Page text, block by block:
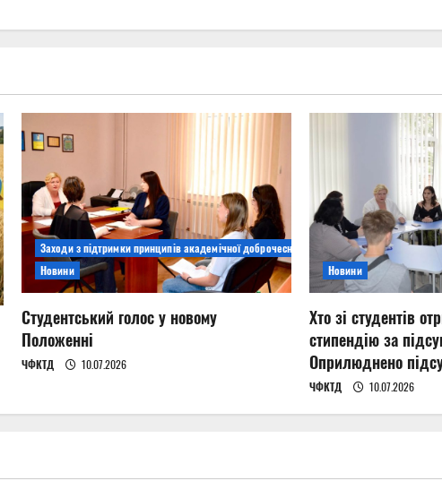
Заходи з підтримки принципів академічної доброчесності
Новини
Студентський голос у новому
Положенні
ЧФКТД 10.07.2026
Новини
Хто зі студентів
стипендію за
Оприлюднено
ЧФКТД 10.07.2026